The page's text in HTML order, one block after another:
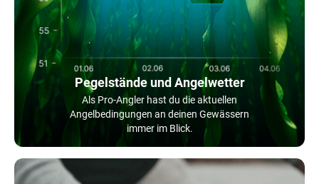
Pegelstände und Angelwetter
Als Pro-Angler hast du die aktuellen
Angelbedingungen an deinen Gewässern
immer im Blick.